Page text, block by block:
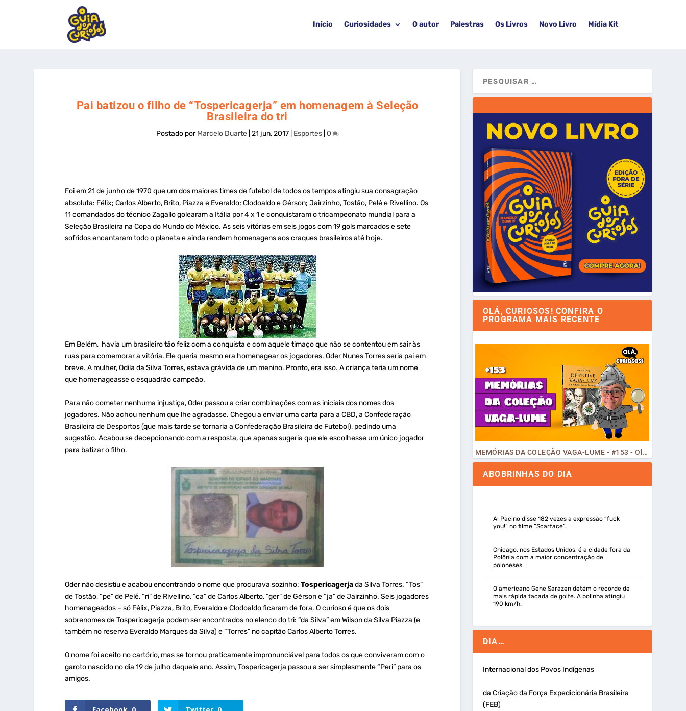
Início Curiosidades O autor Palestras Os Livros Novo Livro Mídia Kit
Pai batizou o filho de “Tospericagerja” em homenagem à Seleção
Brasileira do tri
Postado porMarcelo Duarte| 21 jun, 2017| Esportes| 0
Foi em 21 de junho de 1970 que um dos maiores times de futebol de todos os tempos atingiu sua consagração
absoluta: Félix; Carlos Alberto, Brito, Piazza e Everaldo; Clodoaldo e Gérson; Jairzinho, Tostão, Pelé e Rivellino. Os
11 comandados do técnico Zagallo golearam a Itália por 4 x 1 e conquistaram o tricampeonato mundial para a
Seleção Brasileira na Copa do Mundo do México. As seis vitórias em seis jogos com 19 gols marcados e sete
sofridos encantaram todo o planeta e ainda rendem homenagens aos craques brasileiros até hoje.
Em Belém, havia um brasileiro tão feliz com a conquista e com aquele timaço que não se contentou em sair às
ruas para comemorar a vitória. Ele queria mesmo era homenagear os jogadores. Oder Nunes Torres seria pai em
breve. A mulher, Odila da Silva Torres, estava grávida de um menino. Pronto, era isso. A criança teria um nome
que homenageasse o esquadrão campeão.
Para não cometer nenhuma injustiça, Oder passou a criar combinações com as iniciais dos nomes dos
jogadores. Não achou nenhum que lhe agradasse. Chegou a enviar uma carta para a CBD, a Confederação
Brasileira de Desportos (que mais tarde se tornaria a Confederação Brasileira de Futebol), pedindo uma
sugestão. Acabou se decepcionando com a resposta, que apenas sugeria que ele escolhesse um único jogador
para batizar o filho.
Oder não desistiu e acabou encontrando o nome que procurava sozinho:Tospericagerjada Silva Torres. “Tos”
de Tostão, “pe” de Pelé, “ri” de Rivellino, “ca” de Carlos Alberto, “ger” de Gérson e “ja” de Jairzinho. Seis jogadores
homenageados – só Félix, Piazza, Brito, Everaldo e Clodoaldo ficaram de fora. O curioso é que os dois
sobrenomes de Tospericagerja podem ser encontrados no elenco do tri: “da Silva” em Wilson da Silva Piazza (e
também no reserva Everaldo Marques da Silva) e “Torres” no capitão Carlos Alberto Torres.
O nome foi aceito no cartório, mas se tornou praticamente impronunciável para todos os que conviveram com o
garoto nascido no dia 19 de julho daquele ano. Assim, Tospericagerja passou a ser simplesmente “Peri” para os
amigos.
OLÁ, CURIOSOS! CONFIRA O
PROGRAMA MAIS RECENTE
MEMÓRIAS DA COLEÇÃO VAGA-LUME - #153 - Olá, Curiosos! 2023
ABOBRINHAS DO DIA
Al Pacino disse 182 vezes a expressão “fuck
you!” no filme “Scarface”.
Chicago, nos Estados Unidos, é a cidade fora da
Polônia com a maior concentração de
poloneses.
O americano Gene Sarazen detém o recorde de
mais rápida tacada de golfe. A bolinha atingiu
190 km/h.
DIA…
Internacional dos Povos Indígenas
da Criação da Força Expedicionária Brasileira
(FEB)